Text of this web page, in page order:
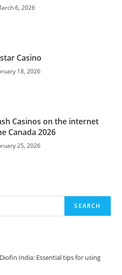
6, 2026
Casino
18, 2026
Casinos on the internet
Canada 2026
25, 2026
SEARCH
India: Essential tips for using